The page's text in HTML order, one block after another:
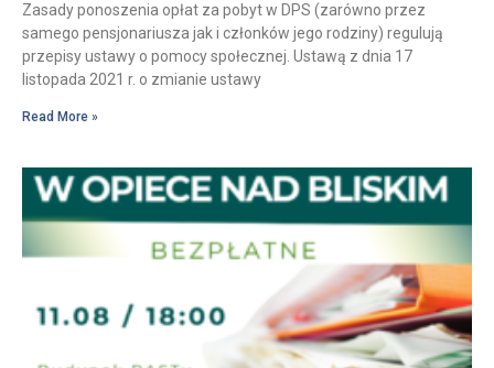
Zasady ponoszenia opłat za pobyt w DPS (zarówno przez
samego pensjonariusza jak i członków jego rodziny) regulują
przepisy ustawy o pomocy społecznej. Ustawą z dnia 17
listopada 2021 r. o zmianie ustawy
Read More »